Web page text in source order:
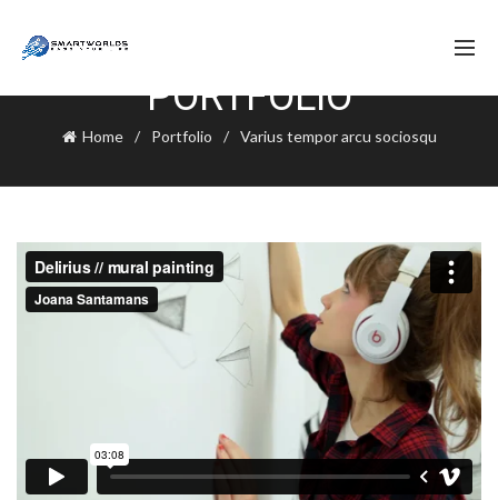
PORTFOLIO
Home Portfolio Varius tempor arcu sociosqu